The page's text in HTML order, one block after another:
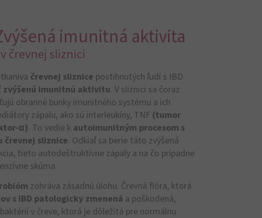
imunitná aktivita
črevnej sliznici
črevnej sliznice postihnutých ľudí s IBD
zvýšenú imunitnú aktivitu. V sliznici sa čoraz
obranné bunky imunitného systému a ich
zápalu, ako sú interleukíny, TNF (tumor
α). To vedie k autoimunitným procesom s
črevnej sliznice. Odkiaľ sa berie táto zvýšená
tieto autodeštruktívne zápaly a na čo prípadne
skúma.
zohráva zásadnú úlohu. Črevná flóra, ktorá
s IBD patologicky zmenená a poškodená,
v čreve, ktorá je dôležitá pre normálnu